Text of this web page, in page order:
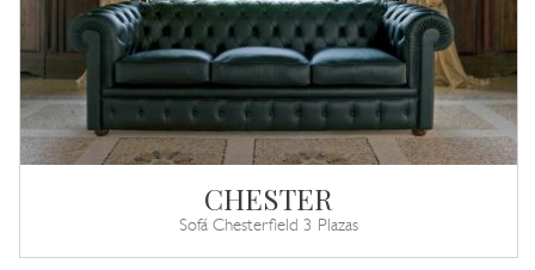
CHESTER
Sofá Chesterfield 3 Plazas